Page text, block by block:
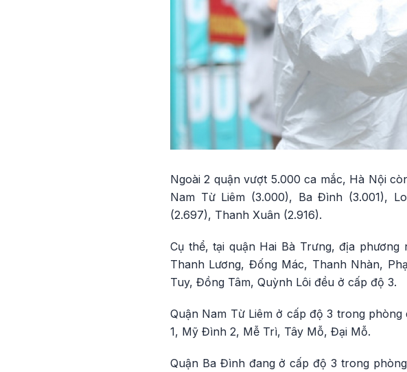
Ngoài 2 quận vượt 5.000 ca mắc, Hà Nội
Nam Từ Liêm (3.000), Ba Đình (3.001),
(2.697), Thanh Xuân (2.916).
Cụ thể, tại quận Hai Bà Trưng, địa
Thanh Lương, Đống Mác, Thanh Nhàn,
Tuy, Đồng Tâm, Quỳnh Lôi đều ở cấp độ 3.
Quận Nam Từ Liêm ở cấp độ 3 trong
1, Mỹ Đình 2, Mễ Trì, Tây Mỗ, Đại Mỗ.
Quận Ba Đình đang ở cấp độ 3 trong